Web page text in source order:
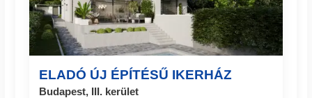
ELADÓ ÚJ ÉPÍTÉSŰ IKERHÁZ
Budapest, III. kerület